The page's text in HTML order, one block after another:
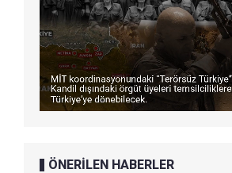
ÖNERİLEN HABERLER